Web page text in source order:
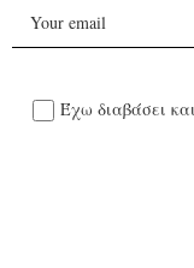
Έχω διαβάσει